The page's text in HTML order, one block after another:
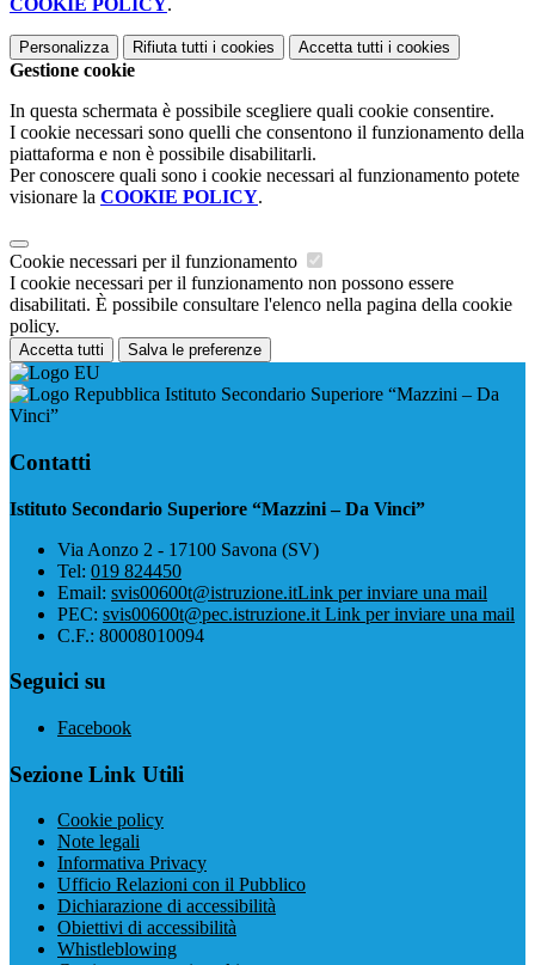
COOKIE POLICY.
Personalizza Rifiuta tutti i cookies Accetta tutti i cookies
Gestione cookie
In questa schermata è possibile scegliere quali cookie consentire.
I cookie necessari sono quelli che consentono il funzionamento della
piattaforma e non è possibile disabilitarli.
Per conoscere quali sono i cookie necessari al funzionamento potete
visionare la COOKIE POLICY.
Cookie necessari per il funzionamento
I cookie necessari per il funzionamento non possono essere
disabilitati. È possibile consultare l'elenco nella pagina della cookie
policy.
Accetta tutti Salva le preferenze
Istituto Secondario Superiore “Mazzini – Da
Vinci”
Contatti
Istituto Secondario Superiore “Mazzini – Da Vinci”
Via Aonzo 2 - 17100 Savona (SV)
Tel: 019 824450
Email: svis00600t@istruzione.itLink per inviare una mail
PEC: svis00600t@pec.istruzione.it Link per inviare una mail
C.F.: 80008010094
Seguici su
Facebook
Sezione Link Utili
Cookie policy
Note legali
Informativa Privacy
Ufficio Relazioni con il Pubblico
Dichiarazione di accessibilità
Obiettivi di accessibilità
Whistleblowing